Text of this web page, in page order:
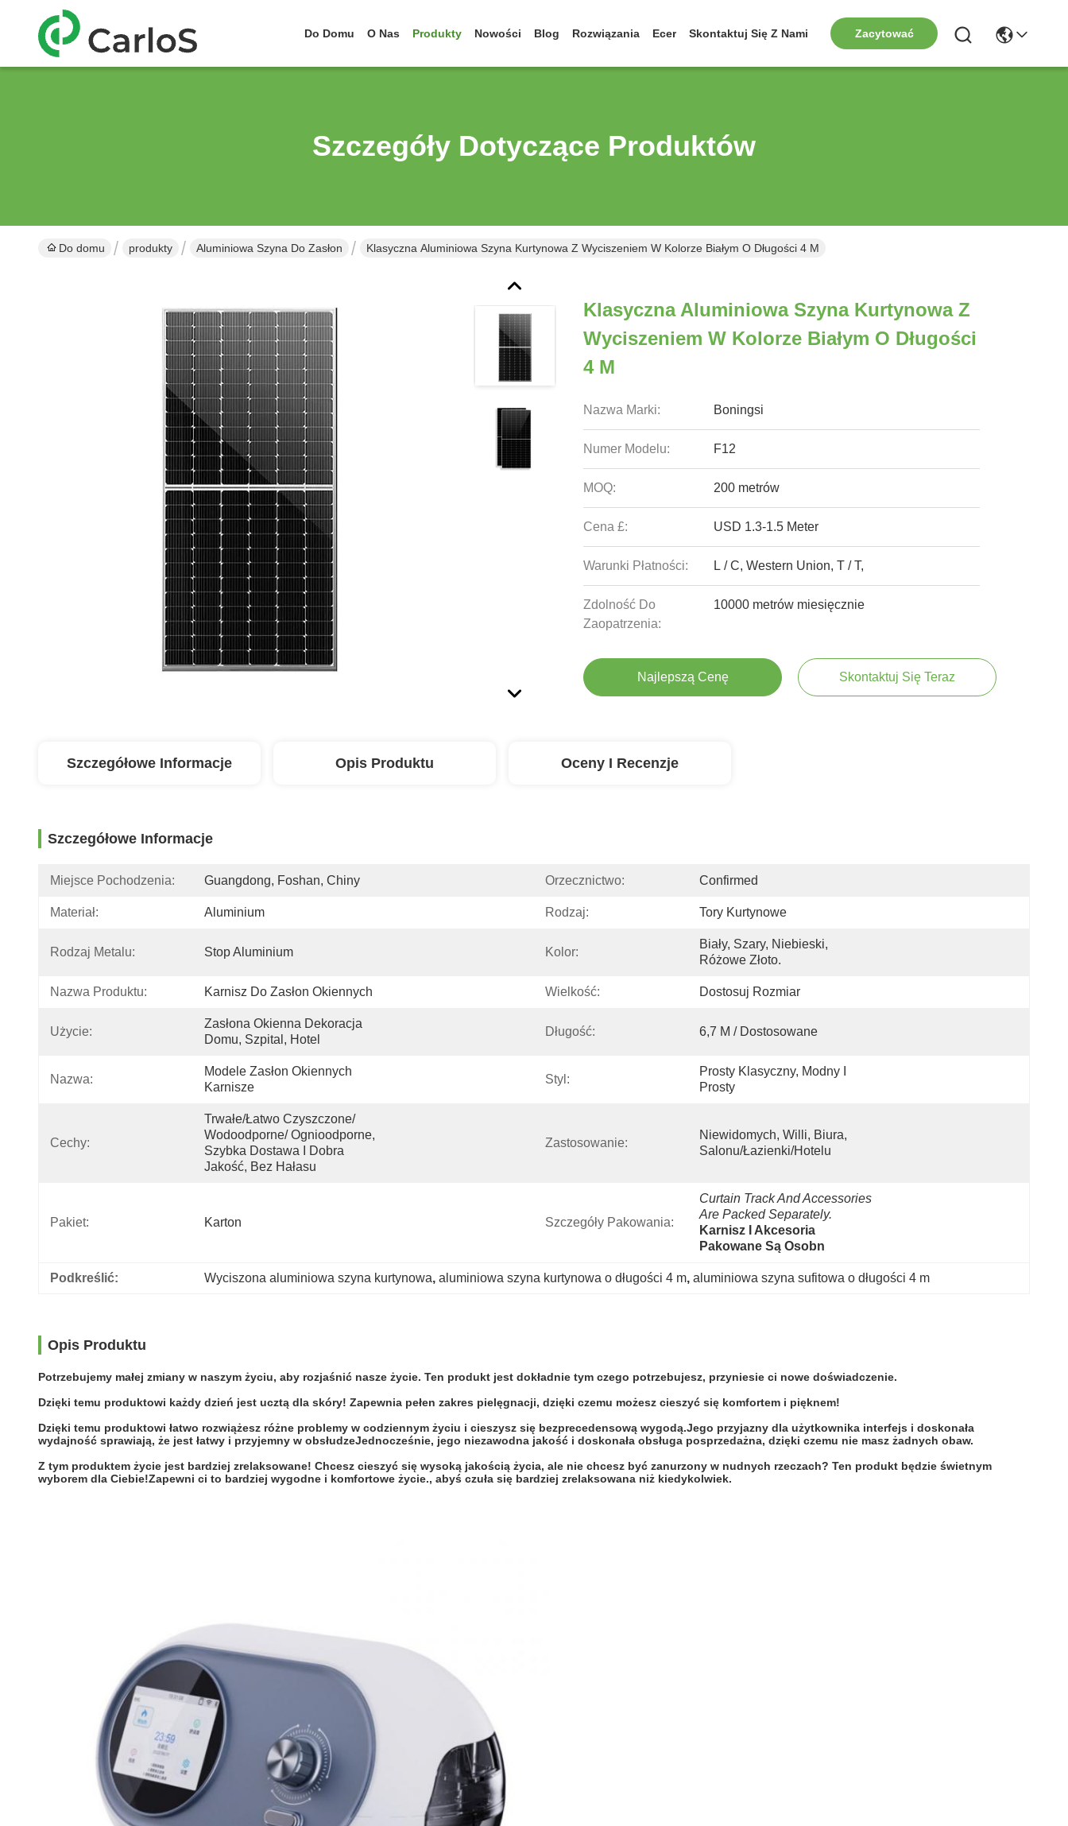
Do Domu O Nas Produkty Nowości Blog Rozwiązania Ecer Skontaktuj Się Z Nami Zacytować
Szczegóły Dotyczące Produktów
Do domu produkty Aluminiowa Szyna Do Zasłon Klasyczna Aluminiowa Szyna Kurtynowa Z Wyciszeniem W Kolorze Białym O Długości 4 M
Klasyczna Aluminiowa Szyna Kurtynowa Z
Wyciszeniem W Kolorze Białym O Długości
4 M
Nazwa Marki: Boningsi
Numer Modelu: F12
MOQ: 200 metrów
Cena £: USD 1.3-1.5 Meter
Warunki Płatności: L / C, Western Union, T / T,
Zdolność Do
Zaopatrzenia:
10000 metrów miesięcznie
Najlepszą Cenę Skontaktuj Się Teraz
Szczegółowe Informacje Opis Produktu Oceny I Recenzje
Szczegółowe Informacje
Miejsce Pochodzenia: Guangdong, Foshan, Chiny Orzecznictwo: Confirmed
Materiał: Aluminium Rodzaj: Tory Kurtynowe
Rodzaj Metalu: Stop Aluminium Kolor:
Biały, Szary, Niebieski,
Różowe Złoto.
Nazwa Produktu: Karnisz Do Zasłon Okiennych Wielkość: Dostosuj Rozmiar
Użycie:
Zasłona Okienna Dekoracja
Domu, Szpital, Hotel
Długość: 6,7 M / Dostosowane
Nazwa:
Modele Zasłon Okiennych
Karnisze
Styl:
Prosty Klasyczny, Modny I
Prosty
Cechy:
Trwałe/łatwo Czyszczone/
Wodoodporne/ Ognioodporne,
Szybka Dostawa I Dobra
Jakość, Bez Hałasu
Zastosowanie:
Niewidomych, Willi, Biura,
Salonu/łazienki/hotelu
Pakiet: Karton Szczegóły Pakowania:
Curtain Track And Accessories
Are Packed Separately.
Karnisz I Akcesoria
Pakowane Są Osobn
Podkreślić: Wyciszona aluminiowa szyna kurtynowa, aluminiowa szyna kurtynowa o długości 4 m, aluminiowa szyna sufitowa o długości 4 m
Opis Produktu
Potrzebujemy małej zmiany w naszym życiu, aby rozjaśnić nasze życie. Ten produkt jest dokładnie tym czego potrzebujesz, przyniesie ci nowe doświadczenie.
Dzięki temu produktowi każdy dzień jest ucztą dla skóry! Zapewnia pełen zakres pielęgnacji, dzięki czemu możesz cieszyć się komfortem i pięknem!
Dzięki temu produktowi łatwo rozwiążesz różne problemy w codziennym życiu i cieszysz się bezprecedensową wygodą.Jego przyjazny dla użytkownika interfejs i doskonała
wydajność sprawiają, że jest łatwy i przyjemny w obsłudzeJednocześnie, jego niezawodna jakość i doskonała obsługa posprzedażna, dzięki czemu nie masz żadnych obaw.
Z tym produktem życie jest bardziej zrelaksowane! Chcesz cieszyć się wysoką jakością życia, ale nie chcesz być zanurzony w nudnych rzeczach? Ten produkt będzie świetnym
wyborem dla Ciebie!Zapewni ci to bardziej wygodne i komfortowe życie., abyś czuła się bardziej zrelaksowana niż kiedykolwiek.